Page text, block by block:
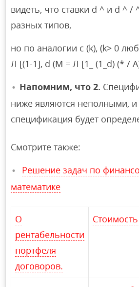
видеть, что ставки d ^ и d ^
разных типов,
но по аналогии с (k), (k> 0
Л [(1-1], d (М = Л [1_ (1_d) (* /
Напомним, что 2.
ниже являются неполными, и
спецификация будет
Смотрите также:
Решение задач по
математике
О
рентабельности
портфеля
договоров.